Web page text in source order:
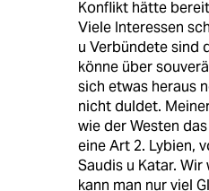
Konflikt hätte
Viele Interessen
u Verbündete sind
könne über
sich etwas heraus
nicht duldet.
wie der Westen
eine Art 2. Lybien,
Saudis u Katar. Wir
kann man nur viel